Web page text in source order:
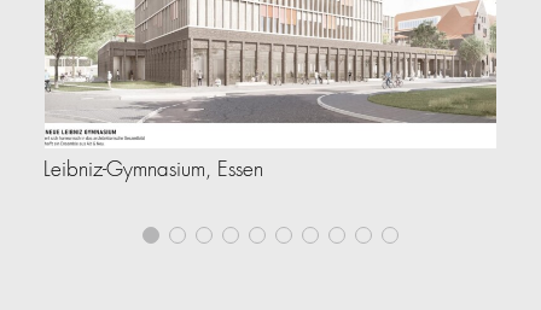
Leibniz-Gymnasium, Essen